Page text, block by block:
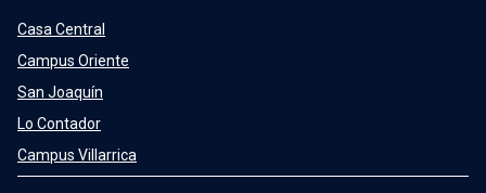
Casa Central
Campus Oriente
San Joaquín
Lo Contador
Campus Villarrica